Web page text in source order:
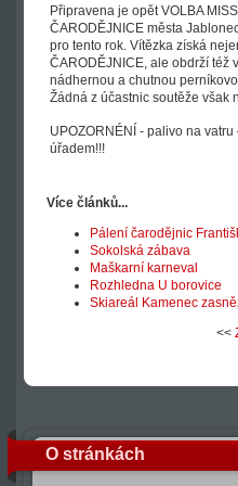
Připravena je opět VOLBA MISS
ČARODĚJNICE města
pro tento rok. Vítězka získá
ČARODĚJNICE, ale obdrží též
nádhernou a chutnou
Žádná z účastnic soutěže však
UPOZORNÉNÍ - palivo na
úřadem!!!
Více článků...
Pálení čarodějnic
Sokolská zábava
Maškarní karneval
Rozhledna U borovice
Skiareál Kamenec
<<
O stránkách